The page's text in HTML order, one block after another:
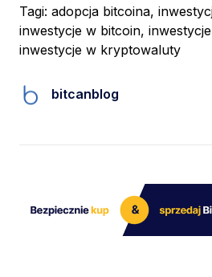
e
n
F
e
O
n
T
t
t
e
O
n
G
o
g
l
Tagi: adopcja bitcoina,
inwestycje w bitcoin,
inwestycje w kryptowaluty
bitcanblog